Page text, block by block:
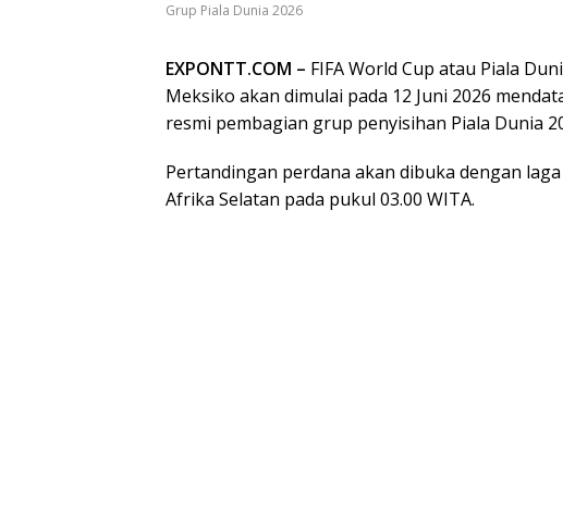
Grup Piala Dunia 2026
EXPONTT.COM – FIFA World Cup atau Piala
Meksiko akan dimulai pada 12 Juni 2026
resmi pembagian grup penyisihan Piala Dunia
Pertandingan perdana akan dibuka dengan
Afrika Selatan pada pukul 03.00 WITA.